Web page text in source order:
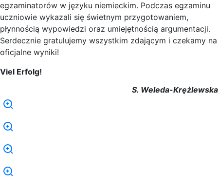
egzaminatorów w języku niemieckim. Podczas egzaminu
uczniowie wykazali się świetnym przygotowaniem,
płynnością wypowiedzi oraz umiejętnością argumentacji.
Serdecznie gratulujemy wszystkim zdającym i czekamy na
oficjalne wyniki!
Viel Erfolg!
S. Weleda-Krężlewska